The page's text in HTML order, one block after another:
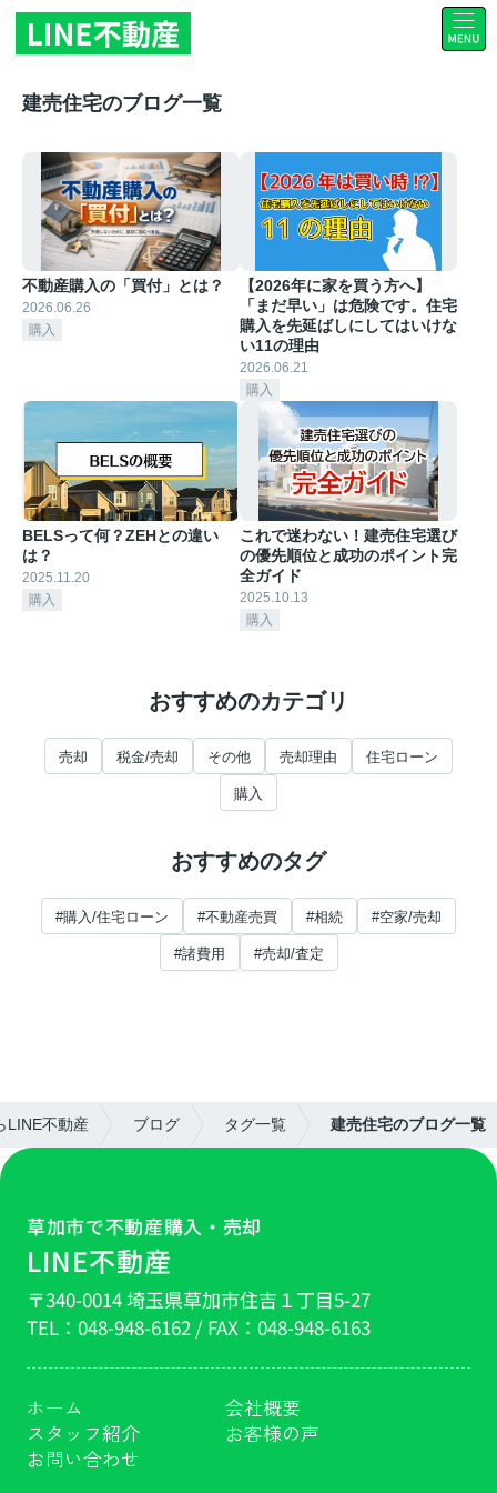
建売住宅のブログ一覧
不動産購入の「買付」とは？
2026.06.26
購入
【2026年に家を買う方へ】
「まだ早い」は危険です。住宅
購入を先延ばしにしてはいけな
い11の理由
2026.06.21
購入
BELSって何？ZEHとの違い
は？
2025.11.20
購入
これで迷わない！建売住宅選び
の優先順位と成功のポイント完
全ガイド
2025.10.13
購入
おすすめのカテゴリ
売却 税金/売却 その他 売却理由 住宅ローン
購入
おすすめのタグ
#購入/住宅ローン #不動産売買 #相続 #空家/売却
#諸費用 #売却/査定
LINE不動産 ブログ タグ一覧 建売住宅のブログ一覧
草加市で不動産購入・売却
LINE不動産
〒340-0014 埼玉県草加市住吉１丁目5-27
TEL： 048-948-6162/ FAX： 048-948-6163
ホーム
会社概要
スタッフ紹介
お客様の声
お問い合わせ